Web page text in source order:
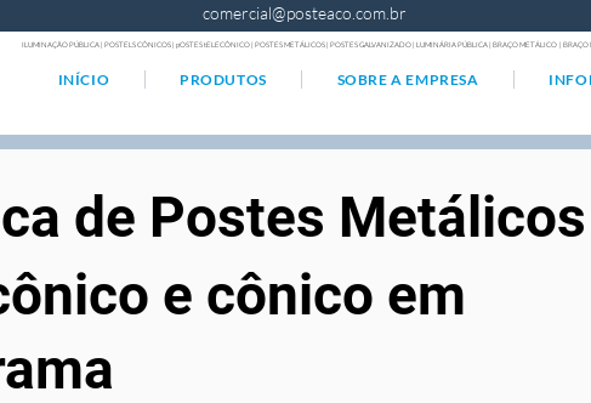
comercial@posteaco.com.br
ILUMINAÇÃO PÚBLICA | POSTELS CÔNICOS | pOSTES tELECÔNICO | POSTES METÁLICOS | POSTES GALVANIZADO | LUMINÁRIA PÚBLICA | BRAÇO METÁLICO |
INÍCIO PRODUTOS SOBRE A EMPRESA
de Postes Metálicos
e cônico em